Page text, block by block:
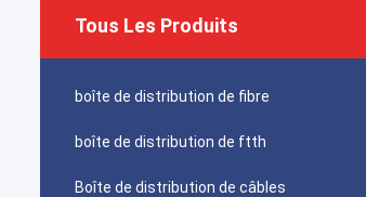
Tous Les Produits
boîte de distribution de fibre
boîte de distribution de ftth
Boîte de distribution de câbles